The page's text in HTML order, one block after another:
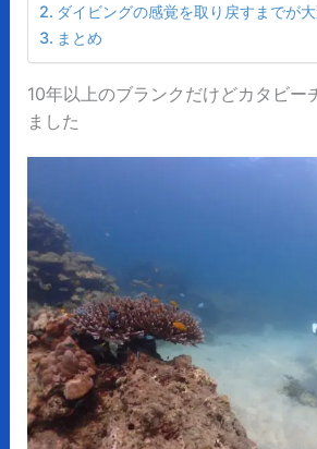
ダイビングの感覚を取り戻すまでが
まとめ
10年以上のブランクだけどカタビー
ました